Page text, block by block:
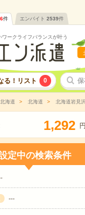
件 エンバイト 2539件
ワークライフバランスが叶う
る！リスト 0
北海道 北海道 北海道岩見
1,292 円
定中の検索条件
---